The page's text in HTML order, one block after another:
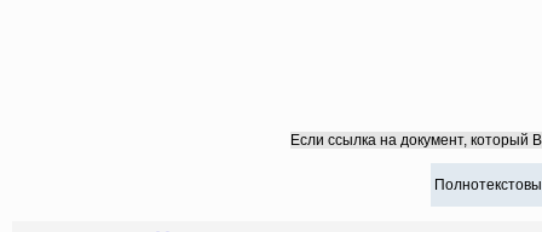
Если ссылка на документ, который